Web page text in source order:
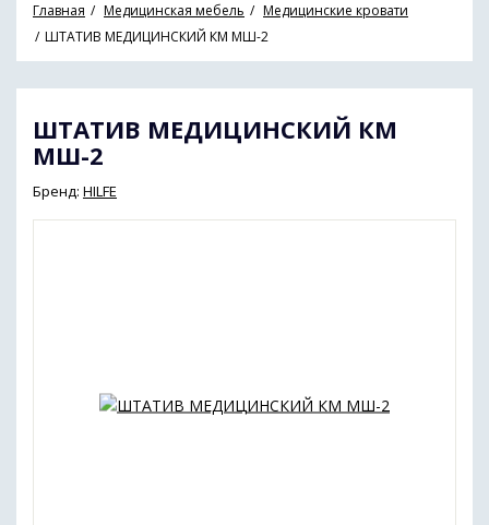
Главная Медицинская мебель
Медицинские кровати
ШТАТИВ МЕДИЦИНСКИЙ КМ МШ-2
ШТАТИВ МЕДИЦИНСКИЙ КМ
МШ-2
Бренд: HILFE